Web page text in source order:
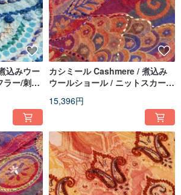
込みウー
ラー/刺繍
カシミール Cashmere / 煮込み
ウールショール / ニットスカーフ
ル - 花
15,396円